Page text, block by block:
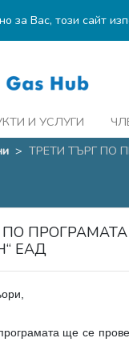
за Вас, този сайт
И УСЛУГИ
> ТРЕТИ ТЪРГ ПО
ПО
ЕАД
ще се